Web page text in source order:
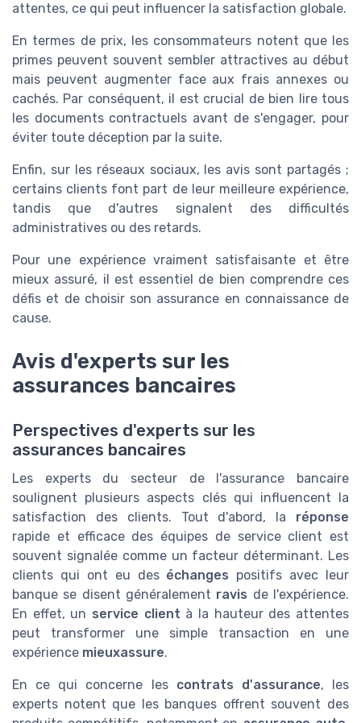
attentes, ce qui peut influencer la satisfaction globale.
En termes de prix, les consommateurs notent que les
primes peuvent souvent sembler attractives au début
mais peuvent augmenter face aux frais annexes ou
cachés. Par conséquent, il est crucial de bien lire tous
les documents contractuels avant de s'engager, pour
éviter toute déception par la suite.
Enfin, sur les réseaux sociaux, les avis sont partagés ;
certains clients font part de leur meilleure expérience,
tandis que d'autres signalent des difficultés
administratives ou des retards.
Pour une expérience vraiment satisfaisante et être
mieux assuré, il est essentiel de bien comprendre ces
défis et de choisir son assurance en connaissance de
cause.
Avis d'experts sur les
assurances bancaires
Perspectives d'experts sur les
assurances bancaires
Les experts du secteur de l'assurance bancaire
soulignent plusieurs aspects clés qui influencent la
satisfaction des clients. Tout d'abord, la réponse
rapide et efficace des équipes de service client est
souvent signalée comme un facteur déterminant. Les
clients qui ont eu des échanges positifs avec leur
banque se disent généralement ravis de l'expérience.
En effet, un service client à la hauteur des attentes
peut transformer une simple transaction en une
expérience mieuxassure.
En ce qui concerne les contrats d'assurance, les
experts notent que les banques offrent souvent des